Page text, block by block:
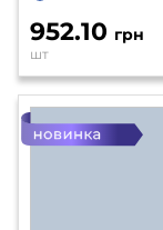
952.10 грн
шт